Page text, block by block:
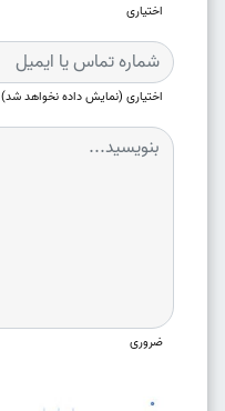
اختیاری
اختیاری (نمایش داده نخواهد شد)
ضروری